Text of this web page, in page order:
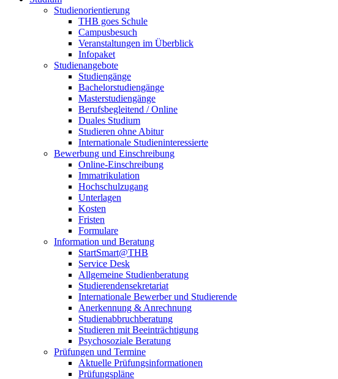
Studienorientierung
THB goes Schule
Campusbesuch
Veranstaltungen im Überblick
Infopaket
Studienangebote
Studiengänge
Bachelorstudiengänge
Masterstudiengänge
Berufsbegleitend / Online
Duales Studium
Studieren ohne Abitur
Internationale Studieninteressierte
Bewerbung und Einschreibung
Online-Einschreibung
Immatrikulation
Hochschulzugang
Unterlagen
Kosten
Fristen
Formulare
Information und Beratung
StartSmart@THB
Service Desk
Allgemeine Studienberatung
Studierendensekretariat
Internationale Bewerber und Studierende
Anerkennung & Anrechnung
Studienabbruchberatung
Studieren mit Beeinträchtigung
Psychosoziale Beratung
Prüfungen und Termine
Aktuelle Prüfungsinformationen
Prüfungspläne